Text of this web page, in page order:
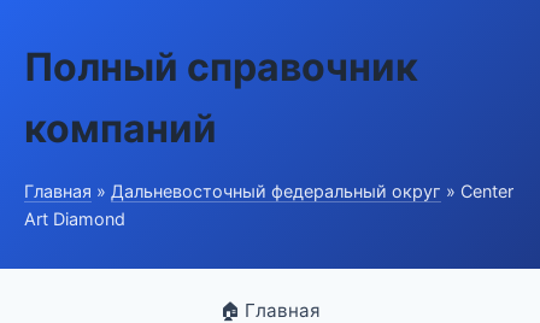
Полный справочник
компаний
Главная » Дальневосточный федеральный округ » Center
Art Diamond
🏠 Главная